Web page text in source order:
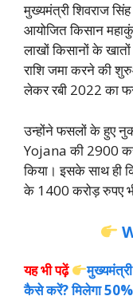
मुख्यमंत्री शिवराज
आयोजित किसान
लाखों किसानों के
राशि जमा करने की
लेकर रबी 2022 का
उन्होंने फसलों के हुए
Yojana की 2900
किया। इसके साथ ही
के 1400 करोड़ रुपए
यह भी पढ़ें
कैसे करें? मिलेगा 50%